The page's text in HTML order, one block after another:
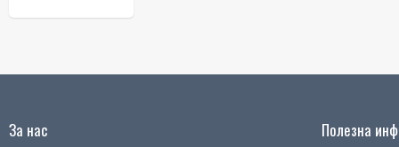
За нас Полезна